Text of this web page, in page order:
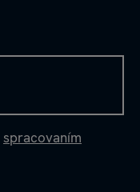
spracovaním